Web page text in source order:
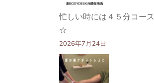
忙しい時には４５分コース
☆
2026年7月24日